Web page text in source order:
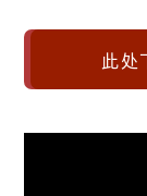
此处